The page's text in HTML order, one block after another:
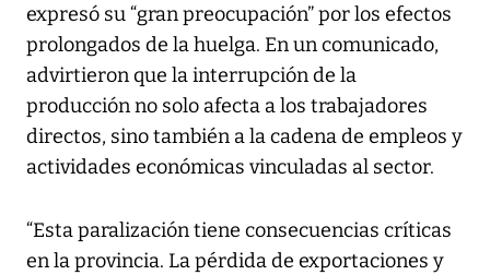
expresó su “gran preocupación” por los efectos
prolongados de la huelga. En un comunicado,
advirtieron que la interrupción de la
producción no solo afecta a los trabajadores
directos, sino también a la cadena de empleos y
actividades económicas vinculadas al sector.
“Esta paralización tiene consecuencias críticas
en la provincia. La pérdida de exportaciones y